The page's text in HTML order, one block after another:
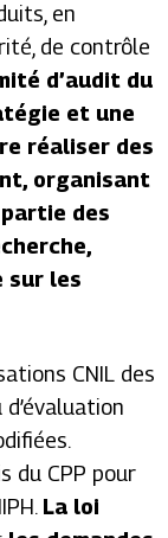
en
de contrôle
d’audit du
et une
réaliser des
organisant
des
sur les
CNIL des
du CPP pour
La loi